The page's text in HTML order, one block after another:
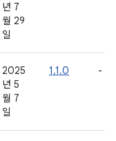
년 7
월 29
일
2025
년 5
월 7
일
1.1.0 -